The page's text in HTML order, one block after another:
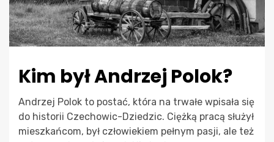
Kim był Andrzej Polok?
Andrzej Polok to postać, która na trwałe wpisała się
do historii Czechowic-Dziedzic. Ciężką pracą służył
mieszkańcom, był człowiekiem pełnym pasji, ale też